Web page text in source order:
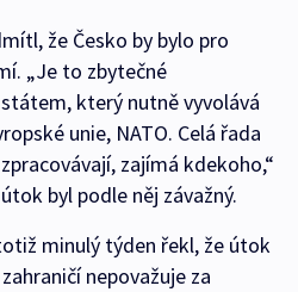
že Česko by bylo pro
„Je to zbytečné
který nutně vyvolává
unie, NATO. Celá řada
zajímá kdekoho,“
byl podle něj závažný.
minulý týden řekl, že útok
nepovažuje za